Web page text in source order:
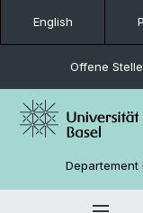
English
Offene
Departement